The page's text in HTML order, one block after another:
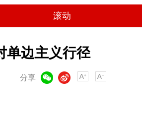
滚动
单边主义行径
分享
微博